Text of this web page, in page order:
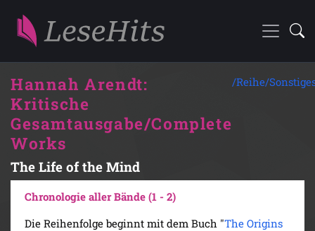
Hannah Arendt:
Kritische
Gesamtausgabe/Complete
Works
The Life of the Mind
/Reihe/
Chronologie aller Bände (1 - 2)
Die Reihenfolge beginnt mit dem Buch "The Origins